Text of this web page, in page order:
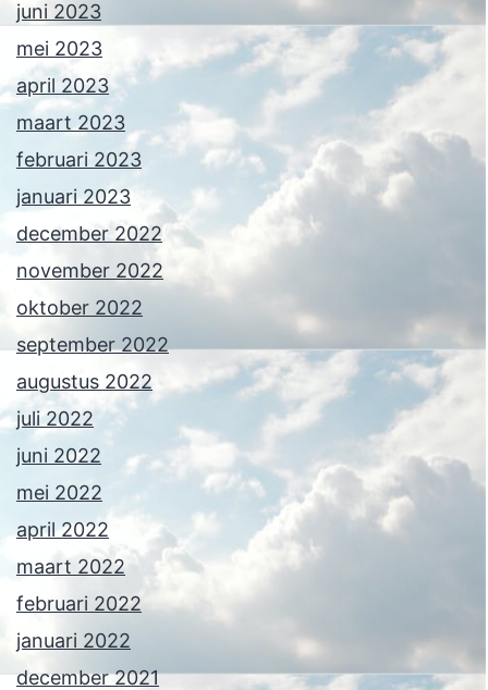
juni 2023
mei 2023
april 2023
maart 2023
februari 2023
januari 2023
december 2022
november 2022
oktober 2022
september 2022
augustus 2022
juli 2022
juni 2022
mei 2022
april 2022
maart 2022
februari 2022
januari 2022
december 2021